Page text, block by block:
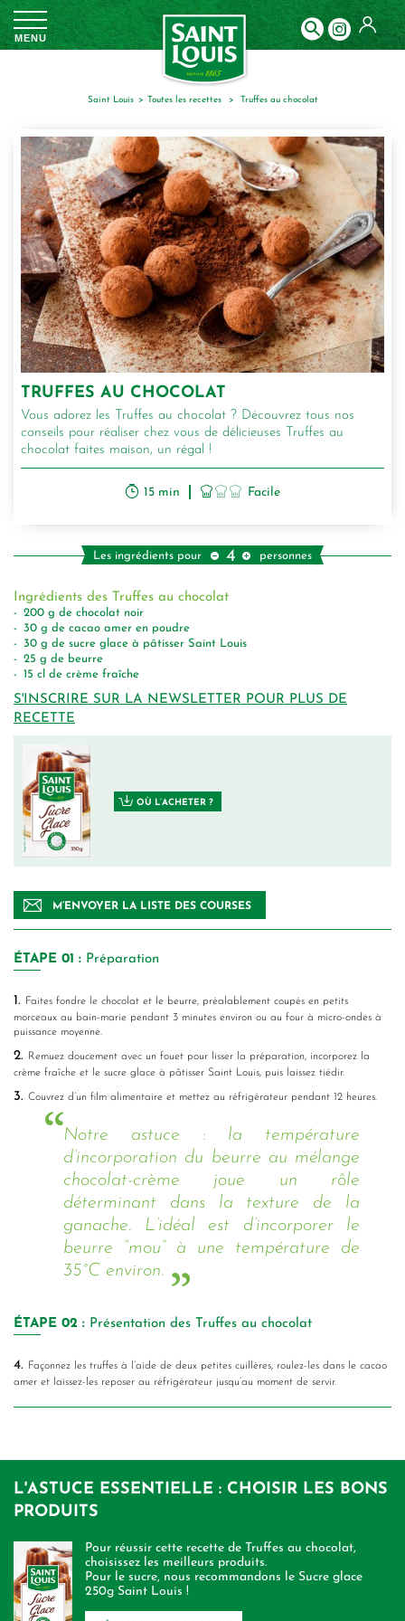
MENU
Saint Louis toutes les recettes truffes au chocolat
TRUFFES AU CHOCOLAT
Vous adorez les Truffes au chocolat ? Découvrez tous nos
conseils pour réaliser chez vous de délicieuses Truffes au
chocolat faites maison, un régal !
15 min Facile
Les ingrédients pour 4 personnes
OÙ L’ACHETER ?
Ingrédients des Truffes au chocolat
200 g de chocolat noir
30 g de cacao amer en poudre
30 g de sucre glace à pâtisser Saint Louis
25 g de beurre
15 cl de crème fraîche
M’ENVOYER LA LISTE DES COURSES
S'INSCRIRE SUR LA NEWSLETTER POUR PLUS DE
RECETTE
ÉTAPE 01 : Préparation
1.
Faites fondre le chocolat et le beurre, préalablement coupés en petits
morceaux au bain-marie pendant 3 minutes environ ou au four à micro-ondes à
puissance moyenne.
2.
Remuez doucement avec un fouet pour lisser la préparation, incorporez la
crème fraîche et le sucre glace à pâtisser Saint Louis, puis laissez tiédir.
3. Couvrez d’un film alimentaire et mettez au réfrigérateur pendant 12 heures.
Notre astuce : la température
d’incorporation du beurre au mélange
chocolat-crème joue un rôle
déterminant dans la texture de la
ganache. L’idéal est d’incorporer le
beurre “mou” à une température de
35°C environ.
ÉTAPE 02 : Présentation des Truffes au chocolat
4.
Façonnez les truffes à l’aide de deux petites cuillères, roulez-les dans le cacao
amer et laissez-les reposer au réfrigérateur jusqu’au moment de servir.
L'ASTUCE ESSENTIELLE : CHOISIR LES BONS
PRODUITS
Pour réussir cette recette de Truffes au chocolat,
choisissez les meilleurs produits.
Pour le sucre, nous recommandons le Sucre glace
250g Saint Louis !
Panneau de gestion des cookies